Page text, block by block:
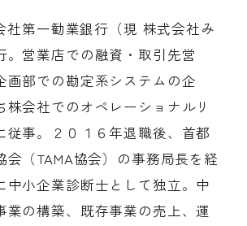
第一勧業銀行（現 株式会社み
。営業店での融資・取引先営
画部での勘定系システムの企
株会社でのオペレーショナルリ
従事。２０１６年退職後、首都
会（TAMA協会）の事務局長を経
中小企業診断士として独立。中
業の構築、既存事業の売上、運